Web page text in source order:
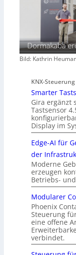
Dormakaba
Bild: Kathrin
KNX-
Smarter
Gira ergänzt
Tastsensor
Display im
Edge-AI für
der
Moderne
erzeugen
Betriebs-
Modularer
Phoenix
Steuerung
eine offene
verbindet.